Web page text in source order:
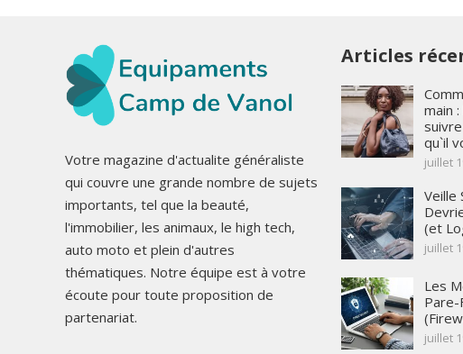
Votre magazine d'actualite généraliste
qui couvre une grande nombre de sujets
importants, tel que la beauté,
l'immobilier, les animaux, le high tech,
auto moto et plein d'autres
thématiques. Notre équipe est à votre
écoute pour toute proposition de
partenariat.
Articles
main
qu`il
juillet
Veille
(et
juillet
Les
Pare-
juillet